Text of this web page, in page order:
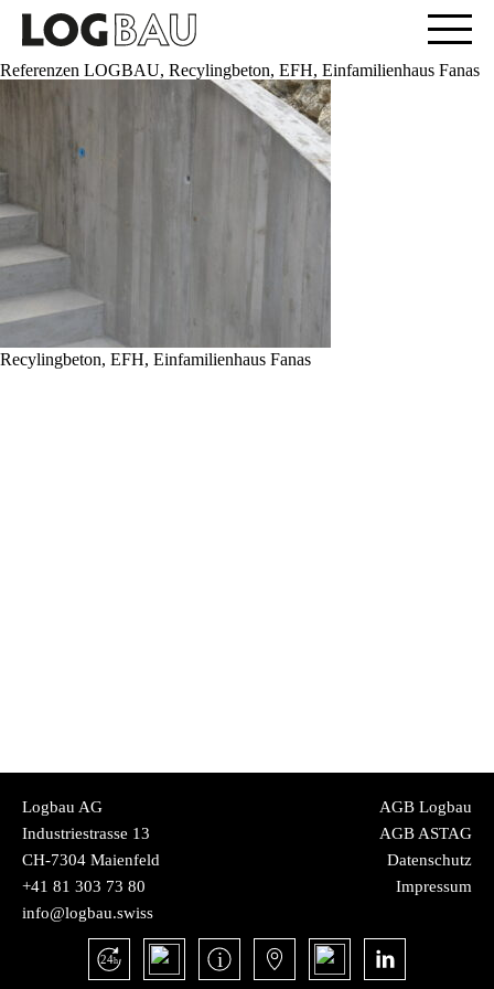
Referenzen LOGBAU, Recylingbeton, EFH, Einfamilienhaus Fanas
Recylingbeton, EFH, Einfamilienhaus Fanas
Logbau AG
Industriestrasse 13
CH-7304 Maienfeld
+41 81 303 73 80
info@logbau.swiss
AGB Logbau
AGB ASTAG
Datenschutz
Impressum